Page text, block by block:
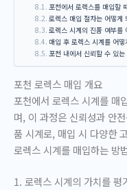
포천에서 로렉스를 매입할
로렉스 매입 절차는 어떻게
로렉스 시계의 진품 여부를
매입 후 로렉스 시계를 어
포천 내에서 신뢰할 수 있
포천 로렉스 매입 개요
포천에서 로렉스 시계를 매
며, 이 과정은 신뢰성과 안
품 시계로, 매입 시 다양한
로렉스 시계를 매입하는 방
1. 로렉스 시계의 가치를 평